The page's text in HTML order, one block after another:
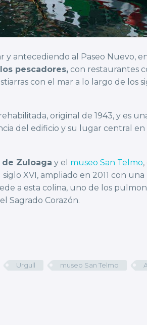
antecediendo al Paseo Nuevo,
pescadores, con restaurantes
con el mar a lo largo de los
original de 1943, y es
del edificio y su lugar central
de Zuloaga y el museo San Telmo
siglo XVI, ampliado en 2011 con
a esta colina, uno de los
Sagrado Corazón.
Urgull museo San Telmo